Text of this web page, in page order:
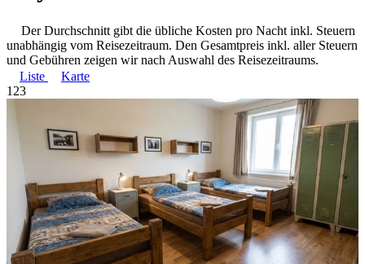
Der Durchschnitt gibt die übliche Kosten pro Nacht inkl. Steuern
unabhängig vom Reisezeitraum. Den Gesamtpreis inkl. aller Steuern
und Gebühren zeigen wir nach Auswahl des Reisezeitraums.
Liste
Karte
1 23